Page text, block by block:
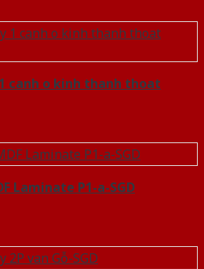
canh o kinh thanh thoat
Laminate P1-a-SGD